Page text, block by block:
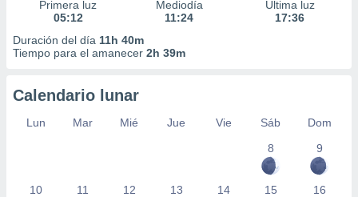
Primera luz
05:12
Mediodía
11:24
Última luz
17:36
Duración del día 11h 40m
Tiempo para el amanecer 2h 39m
Calendario lunar
Lun Mar Mié Jue Vie Sáb
Dom
8
9
10 11 12 13 14 15 16